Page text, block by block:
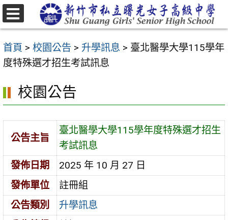
跳
至
要
內
區
首頁 > 校園公告 > 升學訊息 > 臺北醫學大學115學年
度特殊選才招生考試訊息
校園公告
公告主旨
臺北醫學大學115學年度特殊選才招生
考試訊息
發佈日期
2025 年 10 月 27 日
發佈單位
註冊組
公告類別
升學訊息
選
單